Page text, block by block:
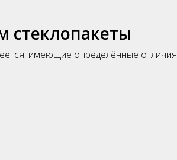
стеклопакеты
имеющие определённые отличия